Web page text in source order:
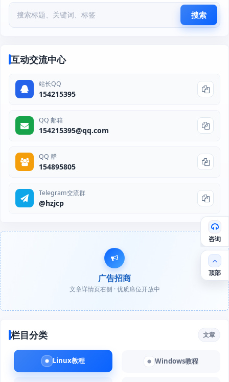
搜索
互动交流中心
站长QQ
154215395
QQ 邮箱
154215395@qq.com
QQ 群
154895805
Telegram交流群
@hzjcp
广告招商
文章详情页右侧 · 优质席位开放中
栏目分类 文章
Linux教程 Windows教程
咨询
顶部